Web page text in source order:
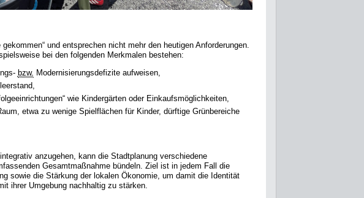
und entsprechen nicht mehr den heutigen Anforderungen.
bei den folgenden Merkmalen bestehen:
bzw. Modernisierungsdefizite aufweisen,
wie Kindergärten oder Einkaufsmöglichkeiten,
etwa zu wenige Spielflächen für Kinder, dürftige Grünbereiche
anzugehen, kann die Stadtplanung verschiedene
Gesamtmaßnahme bündeln. Ziel ist in jedem Fall die
sowie die Stärkung der lokalen Ökonomie, um damit die Identität
ihrer Umgebung nachhaltig zu stärken.